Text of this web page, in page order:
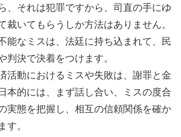
、それは犯罪ですから、司直の手にゆ
裁いてもらうしか方法はありません。
能なミスは、法廷に持ち込まれて、民
判決で決着をつけます。
活動におけるミスや失敗は、謝罪と金
本的には、まず話し合い、ミスの度合
実態を把握し、相互の信頼関係を確か
す。